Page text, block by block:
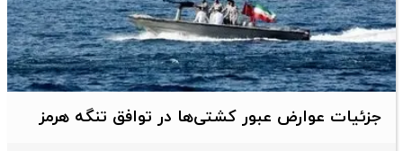
جزئیات عوارض عبور کشتی‌ها در توافق تنگه هرمز